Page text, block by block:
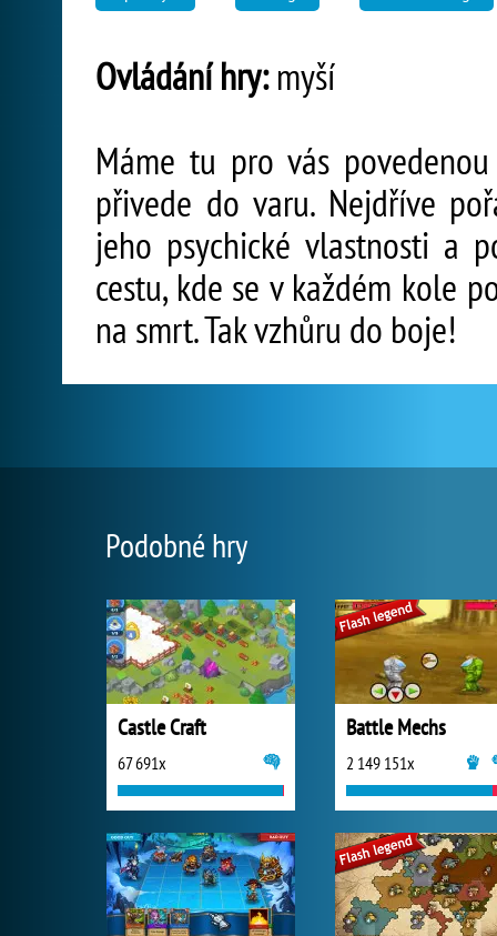
Ovládání hry:myší
Máme tu pro vás
přivede do varu. Nejdříve
jeho psychické vlastnosti a
cestu, kde se v každém kole
na smrt. Tak vzhůru do boje!
Podobné hry
Castle Craft
67 691x
Battle Mechs
2 149 151x